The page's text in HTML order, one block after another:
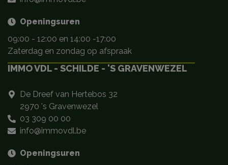
Openingsuren
09:00 - 12:00 en 14:00 -17:00
Zaterdag en zondag op afspraak
IMMO VDL - SCHILDE - 'S GRAVENWEZEL
De Dreef van Hertebos 32
2970 's Gravenwezel
03 309 00 00
info@immovdl.be
Openingsuren